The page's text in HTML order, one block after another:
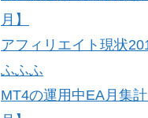
月】
アフィリエイト現状
ふふふ
MT4の運用中EA月集